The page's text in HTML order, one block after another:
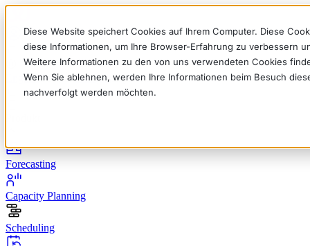
Diese Website speichert Cookies auf Ihrem Computer. Diese
diese Informationen, um Ihre Browser-Erfahrung zu verbessern
Weitere Informationen zu den von uns verwendeten Cookies
Wenn Sie ablehnen, werden Ihre Informationen beim Besuch
nachverfolgt werden möchten.
EnglishDeutschFrançais Español Italiano
Forecasting
Capacity Planning
Scheduling